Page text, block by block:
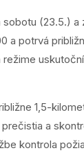
(23.5.)
a potrvá
režime
1,5-
a
kontrola